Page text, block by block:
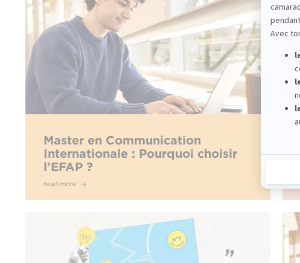
Master en Communication
Internationale : Pourquoi choisir
l’EFAP ?
read more